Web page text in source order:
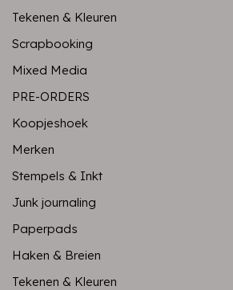
Tekenen & Kleuren
Scrapbooking
Mixed Media
PRE-ORDERS
Koopjeshoek
Merken
Stempels & Inkt
Junk journaling
Paperpads
Haken & Breien
Tekenen & Kleuren